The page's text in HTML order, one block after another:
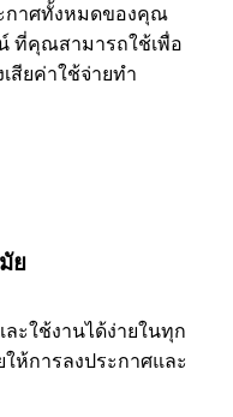
กาศทั้งหมดของคุณ
ที่คุณสามารถใช้เพื่อ
สียค่าใช้จ่ายทำ
ย
ะใช้งานได้ง่ายในทุก
ห้การลงประกาศและ